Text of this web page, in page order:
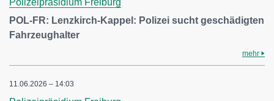
Polizeipräsidium Freiburg
POL-FR: Lenzkirch-Kappel: Polizei sucht geschädigten
Fahrzeughalter
mehr
11.06.2026 – 14:03